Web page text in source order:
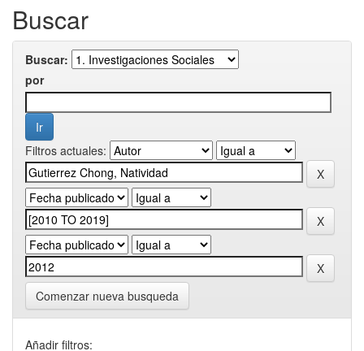
Buscar
Buscar:
por
Filtros actuales:
Comenzar nueva busqueda
Añadir filtros: